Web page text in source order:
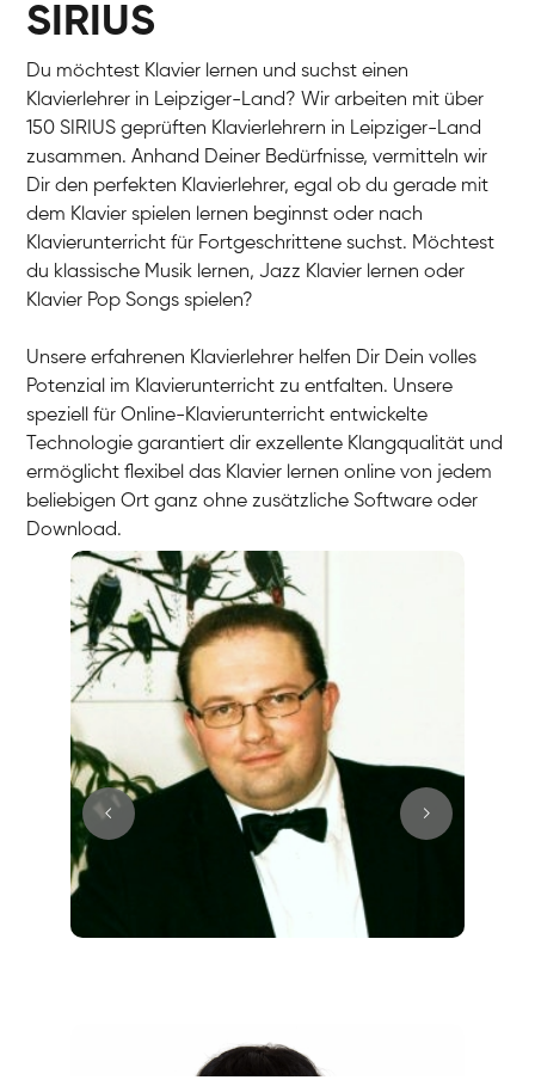
SIRIUS
Du möchtest Klavier lernen und suchst einen
Klavierlehrer in Leipziger-Land? Wir arbeiten mit über
150 SIRIUS geprüften Klavierlehrern in Leipziger-Land
zusammen. Anhand Deiner Bedürfnisse, vermitteln wir
Dir den perfekten Klavierlehrer, egal ob du gerade mit
dem Klavier spielen lernen beginnst oder nach
Klavierunterricht für Fortgeschrittene suchst. Möchtest
du klassische Musik lernen, Jazz Klavier lernen oder
Klavier Pop Songs spielen?
Unsere erfahrenen Klavierlehrer helfen Dir Dein volles
Potenzial im Klavierunterricht zu entfalten. Unsere
speziell für Online-Klavierunterricht entwickelte
Technologie garantiert dir exzellente Klangqualität und
ermöglicht flexibel das Klavier lernen online von jedem
beliebigen Ort ganz ohne zusätzliche Software oder
Download.